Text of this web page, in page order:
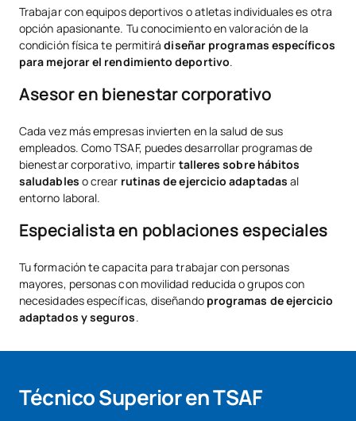
Trabajar con equipos deportivos o atletas individuales es otra
opción apasionante. Tu conocimiento en valoración de la
condición física te permitirádiseñar programas específicos
para mejorar el rendimiento deportivo.
Asesor en bienestar corporativo
Cada vez más empresas invierten en la salud de sus
empleados. Como TSAF, puedes desarrollar programas de
bienestar corporativo, impartir talleres sobre hábitos
saludables o crear rutinas de ejercicio adaptadas al
entorno laboral.
Especialista en poblaciones especiales
Tu formación te capacita para trabajar con personas
mayores, personas con movilidad reducida o grupos con
necesidades específicas, diseñando programas de ejercicio
adaptados y seguros.
Técnico Superior en TSAF